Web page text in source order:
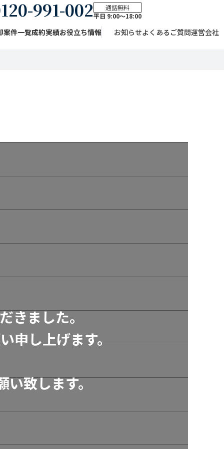
991-002
通話無料
平日 9:00〜18:00
案件一覧成約実績お役立ち情報 お知らせよくあるご質問運営会社
きました。
申し上げます。
い致します。